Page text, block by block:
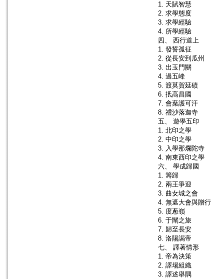
1. 天賦智慧
2. 求學態度
3. 求學經驗
4. 所學經驗
四、 西行道上
1. 發誓孤征
2. 從長安到瓜州
3. 出玉門關
4. 過五峰
5. 渡莫賀延磧
6. 扺高昌國
7. 會葉護可汗
8. 禮沙落迦寺
五、 遊學五印
1. 北印之學
2. 中印之學
3. 入學那爛陀寺
4. 南東西印之學
六、 學成歸國
1. 籌歸
2. 兩王爭迎
3. 曲女城之會
4. 無遮大會與贈行
5. 度蔥嶺
6. 于闡之旅
7. 歸至長安
8. 洛陽謁帝
七、 譯著情形
1. 帝為決策
2. 譯場組織
3. 譯述舉隅